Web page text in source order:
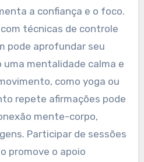
a confiança e o foco.
técnicas de controle
pode aprofundar seu
mentalidade calma e
como yoga ou
repete afirmações pode
mente-corpo,
Participar de sessões
promove o apoio